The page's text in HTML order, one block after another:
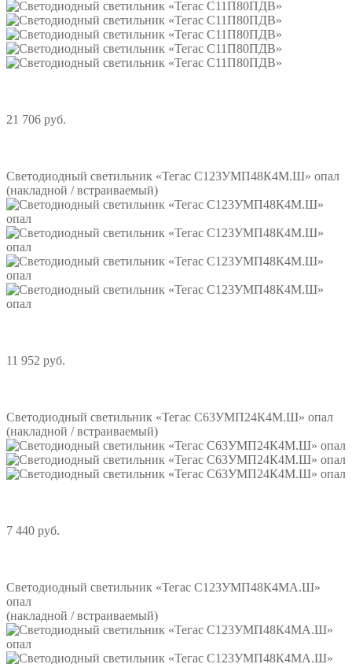
21 706 руб.
Светодиодный светильник «Тегас С123УМП48К4М.Ш» опал
(накладной / встраиваемый)
11 952 руб.
Светодиодный светильник «Тегас С63УМП24К4М.Ш» опал
(накладной / встраиваемый)
7 440 руб.
Светодиодный светильник «Тегас С123УМП48К4МА.Ш»
опал
(накладной / встраиваемый)